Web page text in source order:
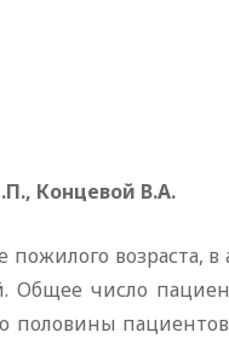
Концевой В.А.
возраста,
Общее число
половины